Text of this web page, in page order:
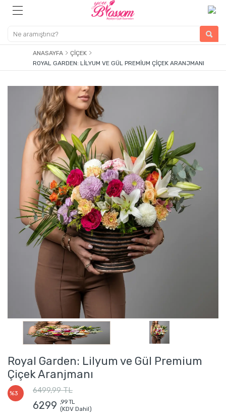
ANASAYFA
ÇIÇEK
ROYAL GARDEN: LILYUM VE GÜL PREMIUM ÇIÇEK ARANJMANI
Royal Garden: Lilyum ve Gül Premium
Çiçek Aranjmanı
%3 6499,99 TL
6299 ,99 TL
(KDV Dahil)